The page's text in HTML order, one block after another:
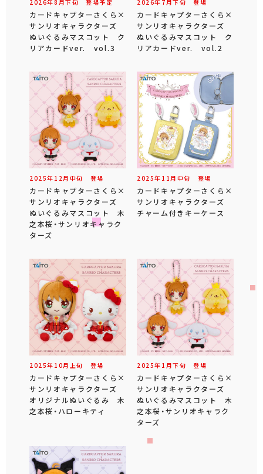
2026年8 月下旬 登場予定
カードキャプターさくら×
サンリオキャラクターズ
ぬいぐるみマスコット ク
リアカードver. vol.3
2026年 7 月下旬 登場
カードキャプターさくら×
サンリオキャラクターズ
ぬいぐるみマスコット ク
リアカードver. vol.2
2025年 12 月 中旬 登場
カードキャプターさくら×
サンリオキャラクターズ
ぬいぐるみマスコット 木
之本桜・サンリオキャラク
ターズ
2025年 11 月 中旬 登場
カードキャプターさくら×
サンリオキャラクターズ
チャーム付きキーケース
2025年 10月 上旬 登場
カードキャプターさくら×
サンリオキャラクターズ
オリジナルぬいぐるみ 木
之本桜・ハローキティ
2025年 1 月下旬 登場
カードキャプターさくら×
サンリオキャラクターズ
ぬいぐるみマスコット 木
之本桜・サンリオキャラク
ターズ